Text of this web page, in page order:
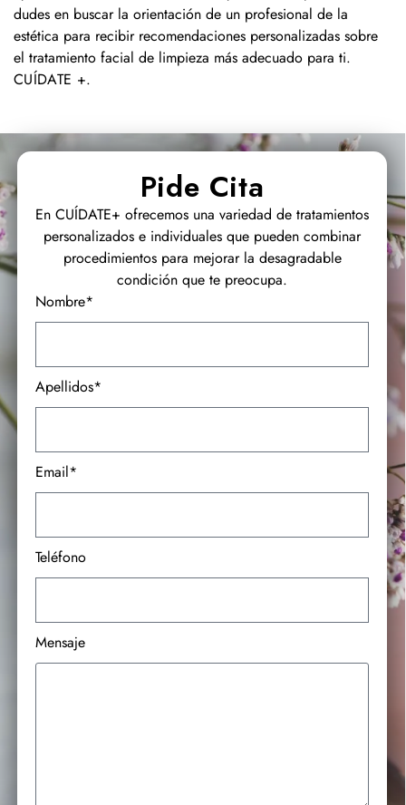
dudes en buscar la orientación de un profesional de la
estética para recibir recomendaciones personalizadas sobre
el tratamiento facial de limpieza más adecuado para ti.
CUÍDATE +.
Pide Cita
En CUÍDATE+ ofrecemos una variedad de tratamientos
personalizados e individuales que pueden combinar
procedimientos para mejorar la desagradable
condición que te preocupa.
Nombre*
Apellidos*
Email*
Teléfono
Mensaje